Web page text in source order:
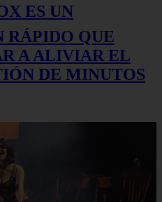
ES UN
RÁPIDO QUE
A ALIVIAR EL
DE MINUTOS